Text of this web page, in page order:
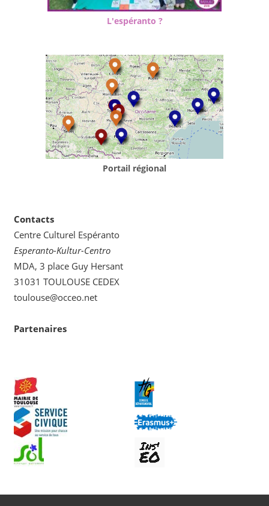
L'espéranto ?
Portail régional
Contacts
Centre Culturel Espéranto
Esperanto-Kultur-Centro
MDA, 3 place Guy Hersant
31031 TOULOUSE CEDEX
toulouse@occeo.net
Partenaires